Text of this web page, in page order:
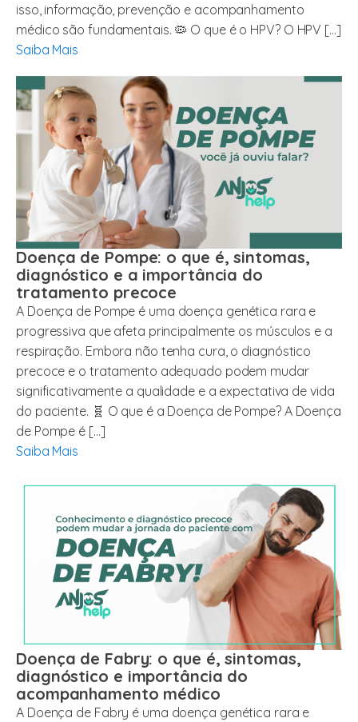
isso, informação, prevenção e acompanhamento
médico são fundamentais. 🦠 O que é o HPV? O HPV […]
Saiba Mais
Doença de Pompe: o que é, sintomas,
diagnóstico e a importância do
tratamento precoce
A Doença de Pompe é uma doença genética rara e
progressiva que afeta principalmente os músculos e a
respiração. Embora não tenha cura, o diagnóstico
precoce e o tratamento adequado podem mudar
significativamente a qualidade e a expectativa de vida
do paciente. 🧬 O que é a Doença de Pompe? A Doença
de Pompe é […]
Saiba Mais
Doença de Fabry: o que é, sintomas,
diagnóstico e importância do
acompanhamento médico
A Doença de Fabry é uma doença genética rara e